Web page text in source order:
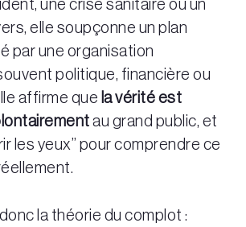
une crise sanitaire ou un
elle soupçonne un plan
par une organisation
politique, financière ou
affirme que la vérité est
au grand public, et
les yeux” pour comprendre ce
la théorie du complot :